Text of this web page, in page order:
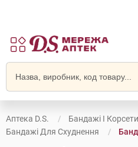
Аптека D.S.
Бандажі І Корсети
Бандажі Для Схуднення